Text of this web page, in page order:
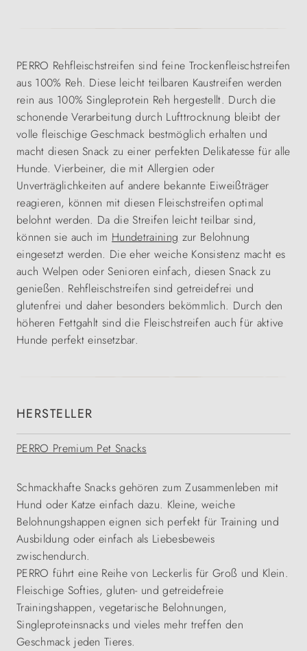
PERRO Rehfleischstreifen sind feine Trockenfleischstreifen
aus 100% Reh. Diese leicht teilbaren Kaustreifen werden
rein aus 100% Singleprotein Reh hergestellt. Durch die
schonende Verarbeitung durch Lufttrocknung bleibt der
volle fleischige Geschmack bestmöglich erhalten und
macht diesen Snack zu einer perfekten Delikatesse für alle
Hunde. Vierbeiner, die mit Allergien oder
Unverträglichkeiten auf andere bekannte Eiweißträger
reagieren, können mit diesen Fleischstreifen optimal
belohnt werden. Da die Streifen leicht teilbar sind,
können sie auch im Hundetraining zur Belohnung
eingesetzt werden. Die eher weiche Konsistenz macht es
auch Welpen oder Senioren einfach, diesen Snack zu
genießen. Rehfleischstreifen sind getreidefrei und
glutenfrei und daher besonders bekömmlich. Durch den
höheren Fettgahlt sind die Fleischstreifen auch für aktive
Hunde perfekt einsetzbar.
HERSTELLER
PERRO Premium Pet Snacks
Schmackhafte Snacks gehören zum Zusammenleben mit
Hund oder Katze einfach dazu. Kleine, weiche
Belohnungshappen eignen sich perfekt für Training und
Ausbildung oder einfach als Liebesbeweis
zwischendurch.
PERRO führt eine Reihe von Leckerlis für Groß und Klein.
Fleischige Softies, gluten- und getreidefreie
Trainingshappen, vegetarische Belohnungen,
Singleproteinsnacks und vieles mehr treffen den
Geschmack jeden Tieres.